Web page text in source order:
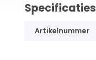
Specificaties
Artikelnummer